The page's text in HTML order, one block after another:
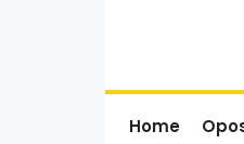
Home